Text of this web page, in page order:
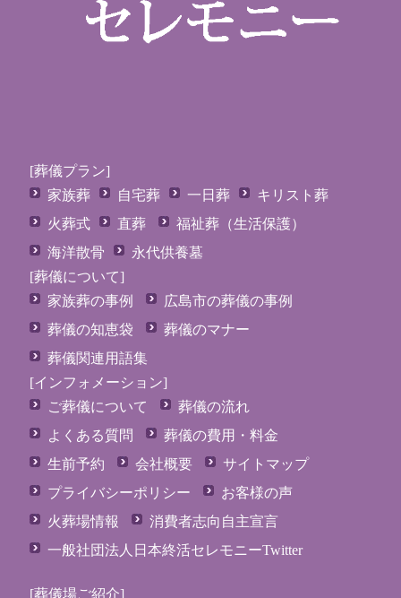
[葬儀プラン]
家族葬
自宅葬 一日葬
キリスト葬
火葬式
直葬
福祉葬（生活保護）
海洋散骨
永代供養墓
[葬儀について]
家族葬の事例
広島市の葬儀の事例
葬儀の知恵袋
葬儀のマナー
葬儀関連用語集
[インフォメーション]
ご葬儀について
葬儀の流れ
よくある質問
葬儀の費用・料金
生前予約
会社概要
サイトマップ
プライバシーポリシー
お客様の声
火葬場情報
消費者志向自主宣言
一般社団法人日本終活セレモニーTwitter
[葬儀場ご紹介]